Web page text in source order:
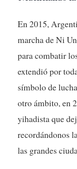
En 2015,
marcha de Ni
para combatir
extendió por
símbolo de
otro ámbito, en
yihadista que
recordándonos
las grandes